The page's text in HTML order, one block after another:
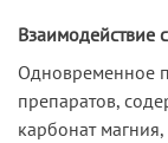
Взаимодействие
Одновременное
препаратов,
карбонат